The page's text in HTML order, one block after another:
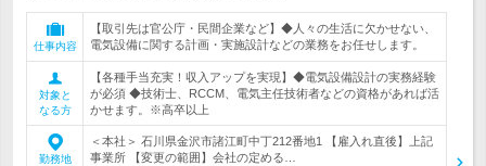
仕事内容
【取引先は官公庁・民間企業など】◆人々の生活に欠かせない、
電気設備に関する計画・実施設計などの業務をお任せします。
対象と
なる方
【各種手当充実！収入アップを実現】◆電気設備設計の実務経験
が必須 ◆技術士、RCCM、電気主任技術者などの資格があれば活
かせます。※高卒以上
勤務地
＜本社＞ 石川県金沢市諸江町中丁212番地1 【雇入れ直後】上記
事業所 【変更の範囲】会社の定める…